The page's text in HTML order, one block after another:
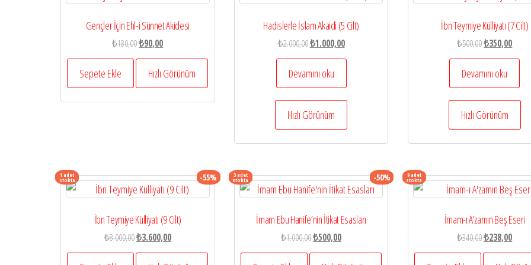
Gençler İçin Ehl-i Sünnet Akidesi
₺180,00Orijinal
fiyat:
₺180,00.
₺90,00Şu
andaki
fiyat:
₺90,00.
Sepete Ekle Hızlı Görünüm
Hadislerle İslam Akaidi (5 Cilt)
₺2.000,00Orijinal
fiyat:
₺2.000,00.
₺1.000,00Şu
andaki
₺1.000,00.
Devamını oku
Hızlı Görünüm
İbn Teymiye Külliyatı (7 Cilt)
₺500,00Orijinal
fiyat:
₺500,00.
₺350,00Şu
andaki
Devamını oku
Hızlı Görünüm
1 adet
stokta -55%
İbn Teymiye Külliyatı (9 Cilt)
₺8.000,00Orijinal
fiyat:
₺3.600,00Şu
andaki
3 adet
stokta -50%
İmam Ebu Hanife’nin İtikat Esasları
₺1.000,00Orijinal
fiyat:
₺500,00Şu
andaki
9 adet
stokta
İmam-ı A’zamın Beş Eseri
₺340,00Orijinal
fiyat:
₺238,00Şu